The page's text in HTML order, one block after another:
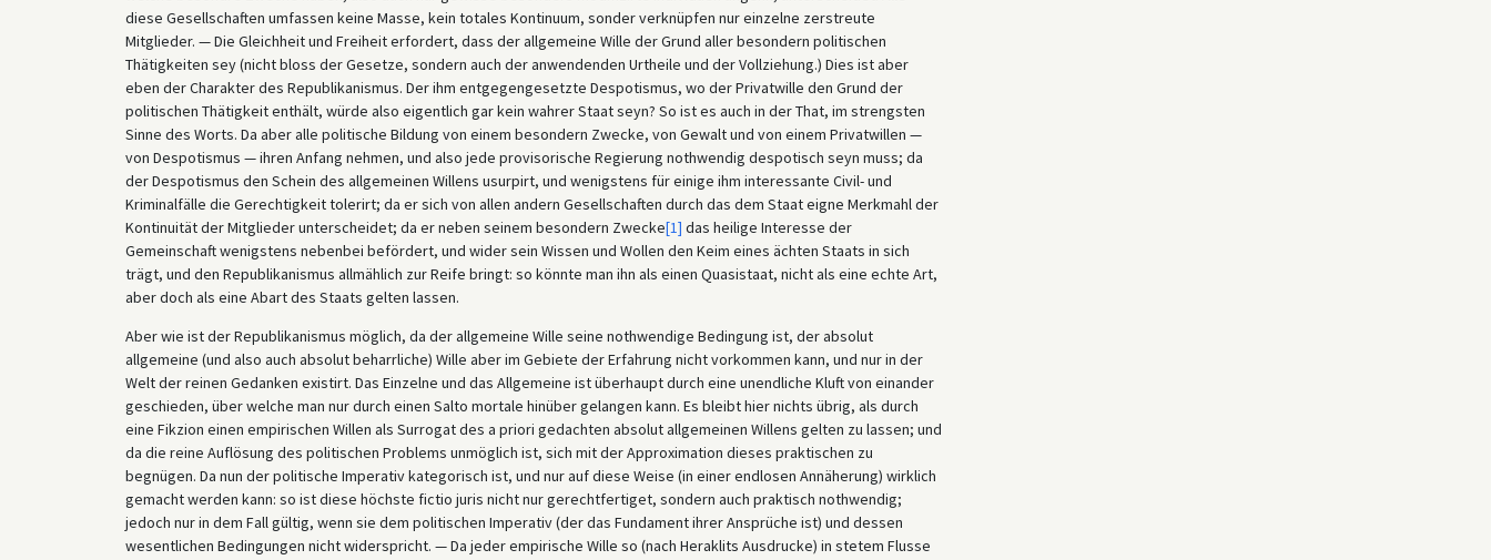
diese Gesellschaften umfassen keine Masse, kein totales Kontinuum, sonder verknüpfen nur einzelne zerstreute
Mitglieder. — Die Gleichheit und Freiheit erfordert, dass der allgemeine Wille der Grund aller besondern politischen
Thätigkeiten sey (nicht bloss der Gesetze, sondern auch der anwendenden Urtheile und der Vollziehung.) Dies ist aber
eben der Charakter des Republikanismus. Der ihm entgegengesetzte Despotismus, wo der Privatwille den Grund der
politischen Thätigkeit enthält, würde also eigentlich gar kein wahrer Staat seyn? So ist es auch in der That, im strengsten
Sinne des Worts. Da aber alle politische Bildung von einem besondern Zwecke, von Gewalt und von einem Privatwillen —
von Despotismus — ihren Anfang nehmen, und also jede provisorische Regierung nothwendig despotisch seyn muss; da
der Despotismus den Schein des allgemeinen Willens usurpirt, und wenigstens für einige ihm interessante Civil- und
Kriminalfälle die Gerechtigkeit tolerirt; da er sich von allen andern Gesellschaften durch das dem Staat eigne Merkmahl der
Kontinuität der Mitglieder unterscheidet; da er neben seinem besondern Zwecke[1] das heilige Interesse der
Gemeinschaft wenigstens nebenbei befördert, und wider sein Wissen und Wollen den Keim eines ächten Staats in sich
trägt, und den Republikanismus allmählich zur Reife bringt: so könnte man ihn als einen Quasistaat, nicht als eine echte Art,
aber doch als eine Abart des Staats gelten lassen.
Aber wie ist der Republikanismus möglich, da der allgemeine Wille seine nothwendige Bedingung ist, der absolut
allgemeine (und also auch absolut beharrliche) Wille aber im Gebiete der Erfahrung nicht vorkommen kann, und nur in der
Welt der reinen Gedanken existirt. Das Einzelne und das Allgemeine ist überhaupt durch eine unendliche Kluft von einander
geschieden, über welche man nur durch einen Salto mortale hinüber gelangen kann. Es bleibt hier nichts übrig, als durch
eine Fikzion einen empirischen Willen als Surrogat des a priori gedachten absolut allgemeinen Willens gelten zu lassen; und
da die reine Auflösung des politischen Problems unmöglich ist, sich mit der Approximation dieses praktischen zu
begnügen. Da nun der politische Imperativ kategorisch ist, und nur auf diese Weise (in einer endlosen Annäherung) wirklich
gemacht werden kann: so ist diese höchste fictio juris nicht nur gerechtfertiget, sondern auch praktisch nothwendig;
jedoch nur in dem Fall gültig, wenn sie dem politischen Imperativ (der das Fundament ihrer Ansprüche ist) und dessen
wesentlichen Bedingungen nicht widerspricht. — Da jeder empirische Wille so (nach Heraklits Ausdrucke) in stetem Flusse